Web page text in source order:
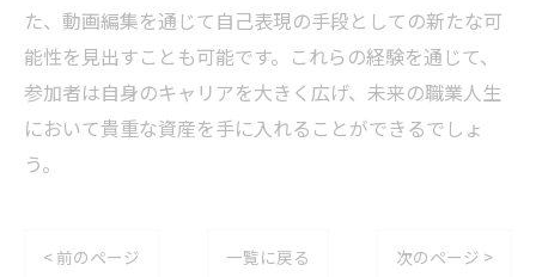
た、動画編集を通じて自己表現の手段としての新たな可
能性を見出すことも可能です。これらの経験を通じて、
参加者は自身のキャリアを大きく広げ、未来の職業人生
において貴重な資産を手に入れることができるでしょ
う。
< 前のページ 一覧に戻る 次のページ >